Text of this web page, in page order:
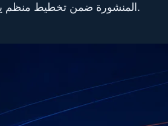
تصفّح جميع مقالات Vensco المنشورة ضمن تخطيط منظم يدعم القراءة العربية والإنجليزية على اللابتوب والموبايل.